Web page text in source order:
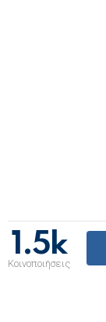
1.5k
Κοινοποιήσεις